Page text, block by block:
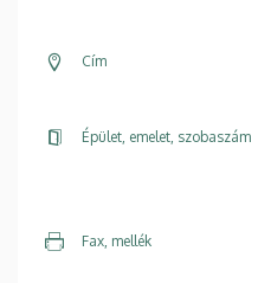
Cím
Épület, emelet, szobaszám
Fax, mellék